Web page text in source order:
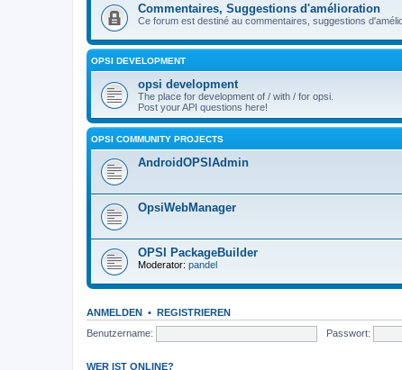
Commentaires, Suggestions d'amélioration
Ce forum est destiné au commentaires, suggestions
OPSI DEVELOPMENT
opsi development
The place for development of / with / for opsi.
Post your API questions here!
OPSI COMMUNITY PROJECTS
AndroidOPSIAdmin
OpsiWebManager
OPSI PackageBuilder
Moderator: pandel
ANMELDEN • REGISTRIEREN
Benutzername:
Passwort:
WER IST ONLINE?